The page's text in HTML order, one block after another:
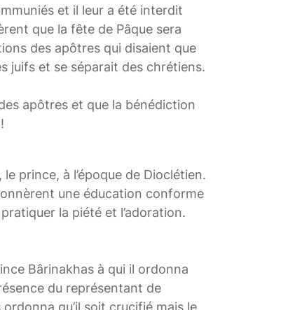
et il leur a été interdit
que la fête de Pâque sera
des apôtres qui disaient que
juifs et se séparait des chrétiens.
apôtres et que la bénédiction
prince, à l’époque de Dioclétien.
une éducation conforme
la piété et l’adoration.
Bârinakhas à qui il ordonna
du représentant de